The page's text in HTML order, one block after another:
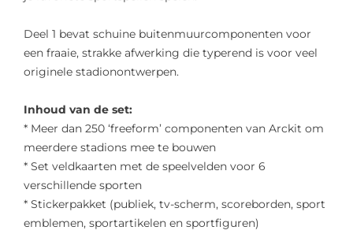
Deel 1 bevat schuine buitenmuurcomponenten voor
een fraaie, strakke afwerking die typerend is voor veel
originele stadionontwerpen.
Inhoud van de set:
* Meer dan 250 ‘freeform’ componenten van Arckit om
meerdere stadions mee te bouwen
* Set veldkaarten met de speelvelden voor 6
verschillende sporten
* Stickerpakket (publiek, tv-scherm, scoreborden, sport
emblemen, sportartikelen en sportfiguren)